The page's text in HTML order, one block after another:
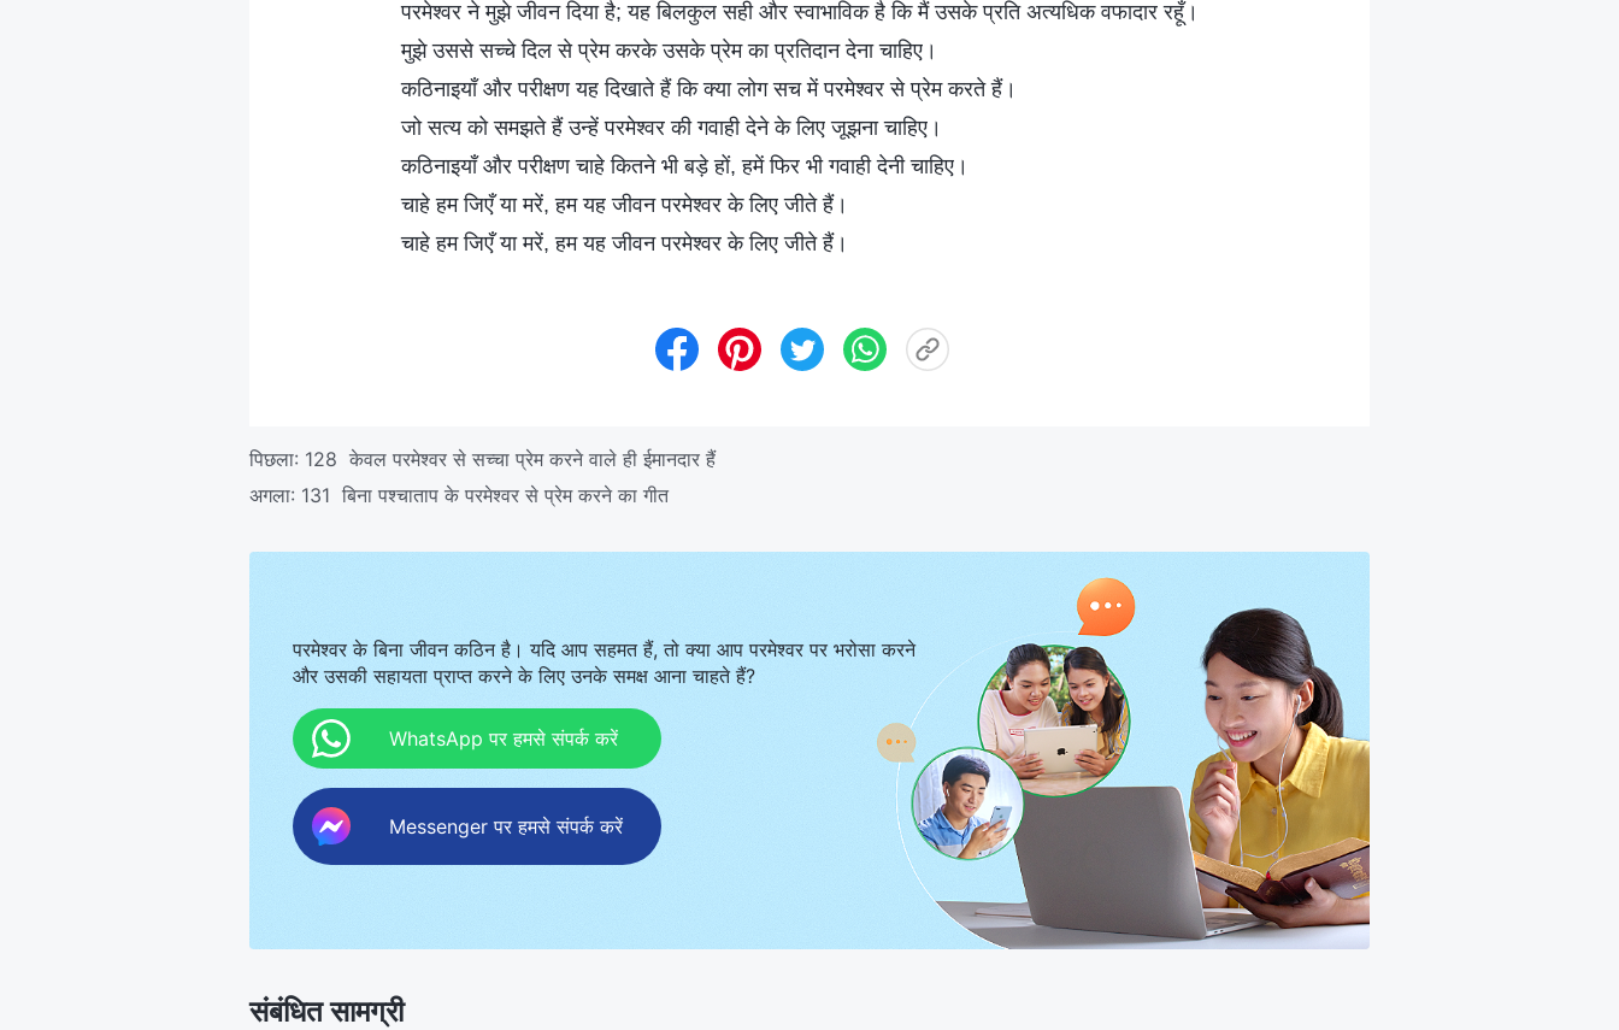
परमेश्वर ने मुझे जीवन दिया है; यह बिलकुल सही और स्वाभाविक है कि मैं उसके प्रति अत्यधिक वफादार रहूँ।
मुझे उससे सच्चे दिल से प्रेम करके उसके प्रेम का प्रतिदान देना चाहिए।
कठिनाइयाँ और परीक्षण यह दिखाते हैं कि क्या लोग सच में परमेश्वर से प्रेम करते हैं।
जो सत्य को समझते हैं उन्हें परमेश्वर की गवाही देने के लिए जूझना चाहिए।
कठिनाइयाँ और परीक्षण चाहे कितने भी बड़े हों, हमें फिर भी गवाही देनी चाहिए।
चाहे हम जिएँ या मरें, हम यह जीवन परमेश्वर के लिए जीते हैं।
चाहे हम जिएँ या मरें, हम यह जीवन परमेश्वर के लिए जीते हैं।
पिछला: 128 केवल परमेश्वर से सच्चा प्रेम करने वाले ही ईमानदार हैं
अगला: 131 बिना पश्चाताप के परमेश्वर से प्रेम करने का गीत
परमेश्वर के बिना जीवन कठिन है। यदि आप सहमत हैं, तो क्या आप परमेश्वर पर भरोसा करने
और उसकी सहायता प्राप्त करने के लिए उनके समक्ष आना चाहते हैं?
WhatsApp पर हमसे संपर्क करें
Messenger पर हमसे संपर्क करें
संबंधित सामग्री